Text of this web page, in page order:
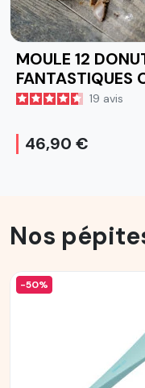
MOULE 12
FANTASTIQUES
19 avis
46,90 €
Nos
-50%